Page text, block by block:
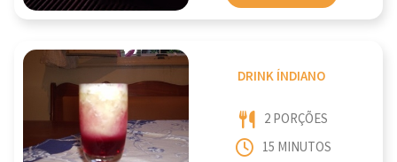
DRINK ÍNDIANO
2 PORÇÕES
15 MINUTOS